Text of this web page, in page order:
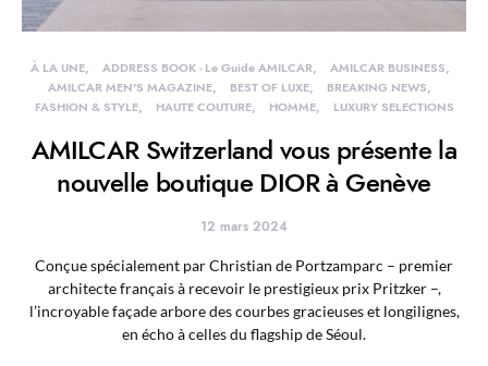
À LA UNE ADDRESS BOOK - Le Guide AMILCAR
AMILCAR BUSINESS
AMILCAR MEN'S MAGAZINE
BEST OF LUXE
BREAKING NEWS
FASHION & STYLE
HAUTE COUTURE HOMME LUXURY SELECTIONS
AMILCAR Switzerland vous présente la
nouvelle boutique DIOR à Genève
12 mars 2024
Conçue spécialement par Christian de Portzamparc – premier
architecte français à recevoir le prestigieux prix Pritzker –,
l’incroyable façade arbore des courbes gracieuses et longilignes,
en écho à celles du flagship de Séoul.